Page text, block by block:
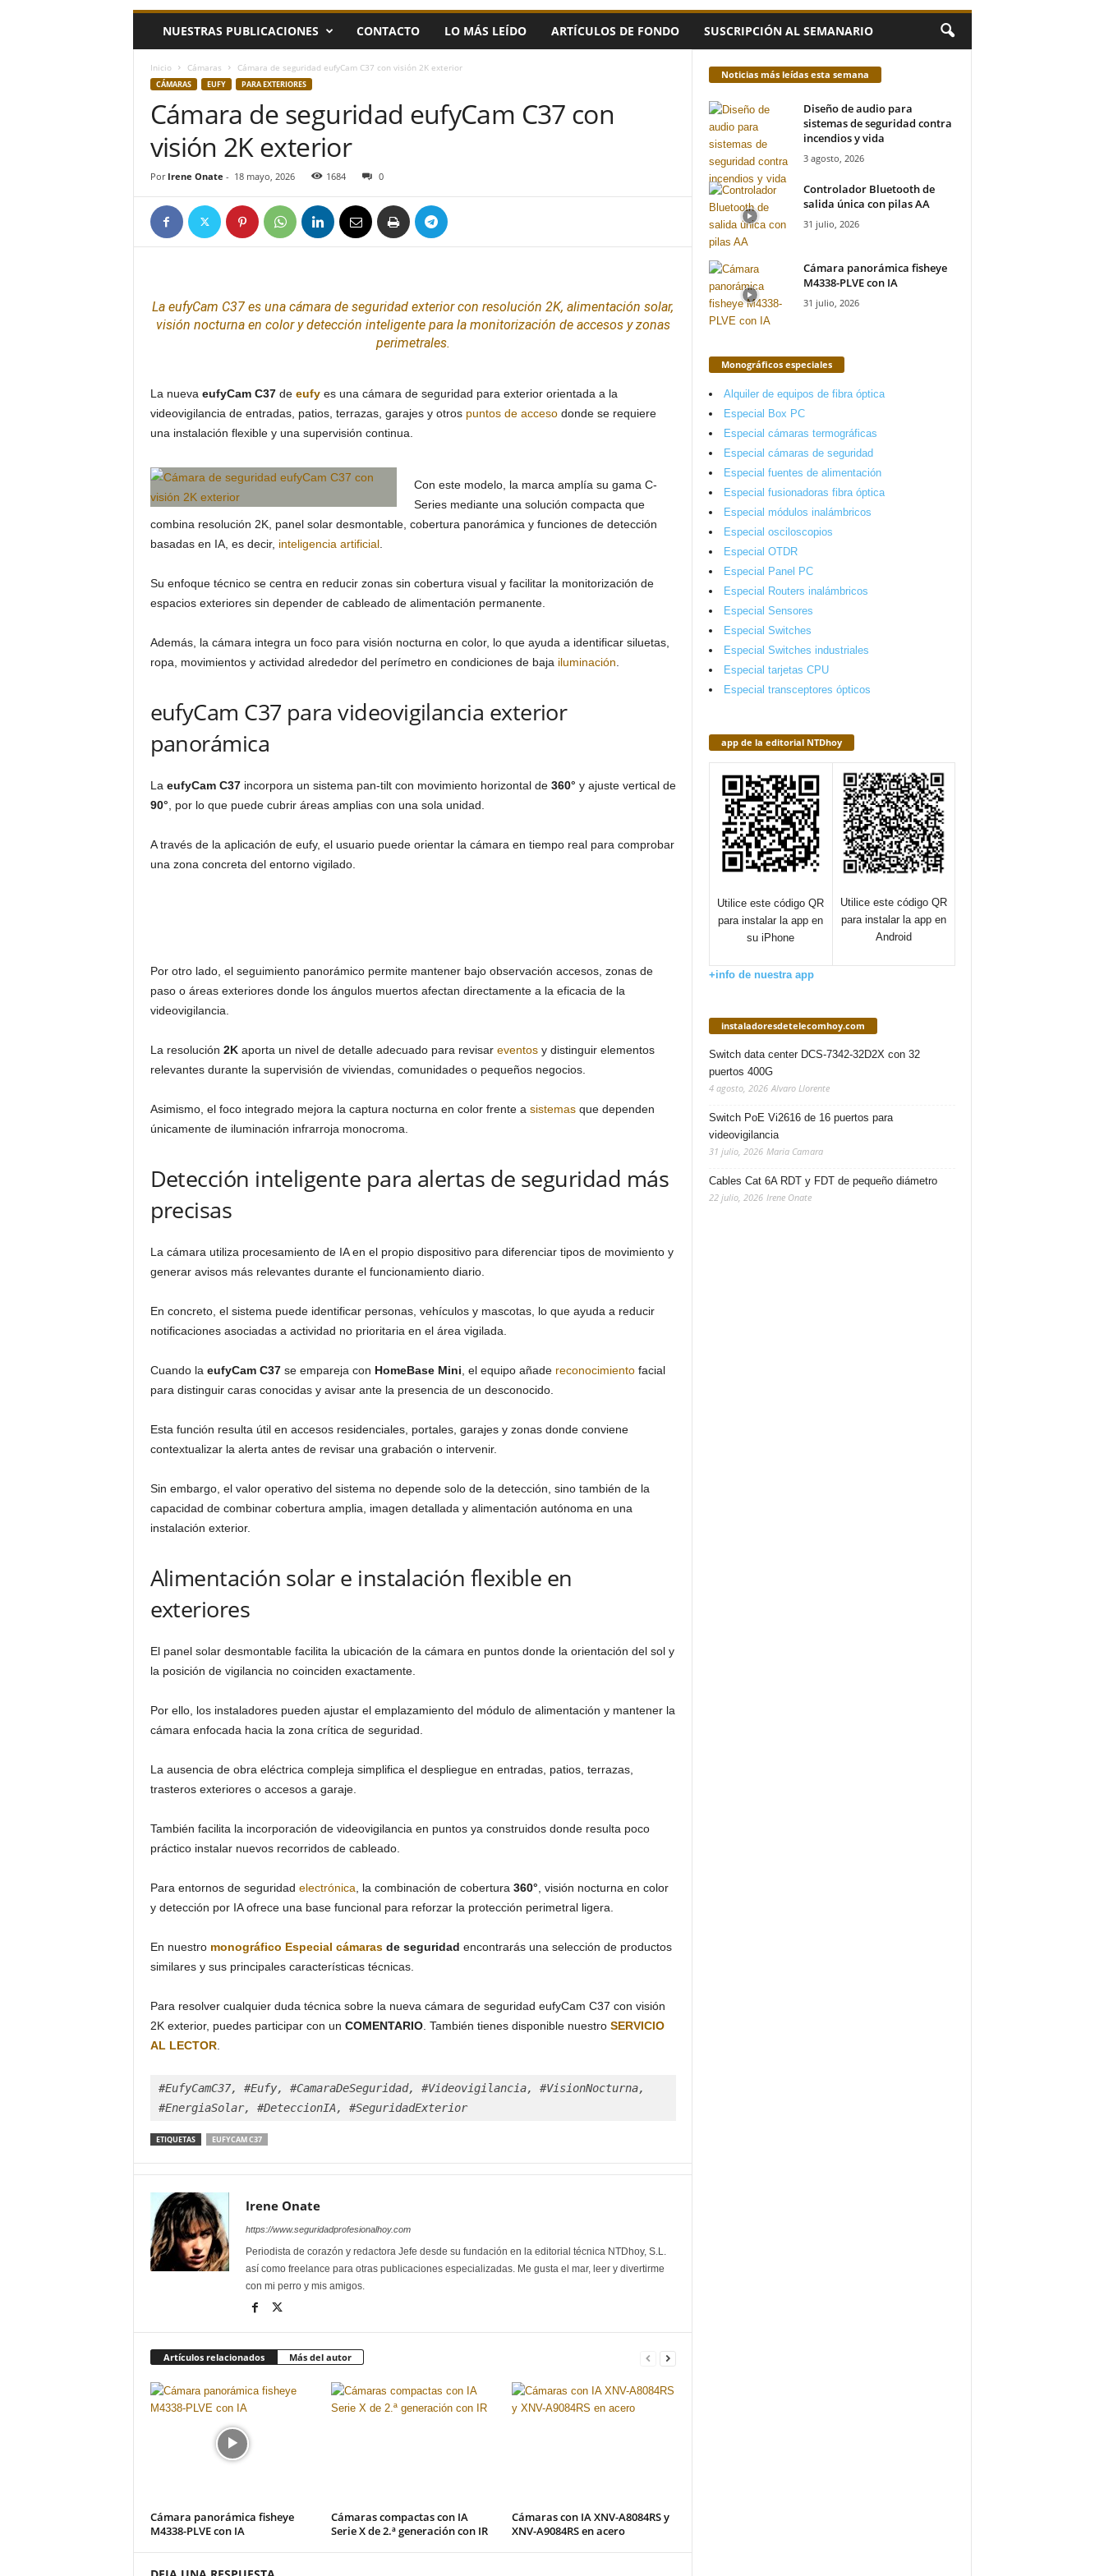
h
y
NUESTRAS PUBLICACIONES CONTACTO LO MÁS LEÍDO ARTÍCULOS DE FONDO SUSCRIPCIÓN AL SEMANARIO
Inicio Cámaras Cámara de seguridad eufyCam C37 con visión 2K exterior
CÁMARAS EUFY PARA EXTERIORES
Cámara de seguridad eufyCam C37 con
visión 2K exterior
Por Irene Onate - 18 mayo, 2026 1684 0
La eufyCam C37 es una cámara de seguridad exterior con resolución 2K, alimentación solar,
visión nocturna en color y detección inteligente para la monitorización de accesos y zonas
perimetrales.
La nueva eufyCam C37de eufyes una cámara de seguridad para exterior orientada a la
videovigilancia de entradas, patios, terrazas, garajes y otros puntos de accesodonde se requiere
una instalación flexible y una supervisión continua.
Con este modelo, la marca amplía su gama C-
Series mediante una solución compacta que
combina resolución 2K, panel solar desmontable, cobertura panorámica y funciones de detección
basadas en IA, es decir, inteligencia artificial.
Su enfoque técnico se centra en reducir zonas sin cobertura visual y facilitar la monitorización de
espacios exteriores sin depender de cableado de alimentación permanente.
Además, la cámara integra un foco para visión nocturna en color, lo que ayuda a identificar siluetas,
ropa, movimientos y actividad alrededor del perímetro en condiciones de baja iluminación
eufyCam C37 para videovigilancia exterior
panorámica
La eufyCam C37incorpora un sistema pan-tilt con movimiento horizontal de 360° y ajuste vertical de
90° , por lo que puede cubrir áreas amplias con una sola unidad.
A través de la aplicación de eufy, el usuario puede orientar la cámara en tiempo real para comprobar
una zona concreta del entorno vigilado.
Por otro lado, el seguimiento panorámico permite mantener bajo observación accesos, zonas de
paso o áreas exteriores donde los ángulos muertos afectan directamente a la eficacia de la
videovigilancia.
La resolución 2Kaporta un nivel de detalle adecuado para revisar eventosy distinguir elementos
relevantes durante la supervisión de viviendas, comunidades o pequeños negocios.
Asimismo, el foco integrado mejora la captura nocturna en color frente a sistemasque dependen
únicamente de iluminación infrarroja monocroma.
Detección inteligente para alertas de seguridad más
precisas
La cámara utiliza procesamiento de IA en el propio dispositivo para diferenciar tipos de movimiento y
generar avisos más relevantes durante el funcionamiento diario.
En concreto, el sistema puede identificar personas, vehículos y mascotas, lo que ayuda a reducir
notificaciones asociadas a actividad no prioritaria en el área vigilada.
Cuando la eufyCam C37se empareja con HomeBase Mini , el equipo añade reconocimientofacial
para distinguir caras conocidas y avisar ante la presencia de un desconocido.
Esta función resulta útil en accesos residenciales, portales, garajes y zonas donde conviene
contextualizar la alerta antes de revisar una grabación o intervenir.
Sin embargo, el valor operativo del sistema no depende solo de la detección, sino también de la
capacidad de combinar cobertura amplia, imagen detallada y alimentación autónoma en una
instalación exterior.
Alimentación solar e instalación flexible en
exteriores
El panel solar desmontable facilita la ubicación de la cámara en puntos donde la orientación del sol y
la posición de vigilancia no coinciden exactamente.
Por ello, los instaladores pueden ajustar el emplazamiento del módulo de alimentación y mantener la
cámara enfocada hacia la zona crítica de seguridad.
La ausencia de obra eléctrica compleja simplifica el despliegue en entradas, patios, terrazas,
trasteros exteriores o accesos a garaje.
También facilita la incorporación de videovigilancia en puntos ya construidos donde resulta poco
práctico instalar nuevos recorridos de cableado.
Para entornos de seguridad electrónica , la combinación de cobertura 360° , visión nocturna en color
y detección por IA ofrece una base funcional para reforzar la protección perimetral ligera.
En nuestro monográfico Especial cámarasde seguridad encontrarás una selección de productos
similares y sus principales características técnicas.
Para resolver cualquier duda técnica sobre la nueva cámara de seguridad eufyCam C37 con visión
2K exterior, puedes participar con un COMENTARIO. También tienes disponible nuestro SERVICIO
AL LECTOR.
#EufyCamC37, #Eufy, #CamaraDeSeguridad, #Videovigilancia, #VisionNocturna,
#EnergiaSolar, #DeteccionIA, #SeguridadExterior
ETIQUETAS EUFYCAM C37
Irene Onate
https://www.seguridadprofesionalhoy.com
Periodista de corazón y redactora Jefe desde su fundación en la editorial técnica NTDhoy, S.L.
así como freelance para otras publicaciones especializadas. Me gusta el mar, leer y divertirme
con mi perro y mis amigos.
Artículos relacionados Más del autor
Cámara panorámica fisheye
M4338-PLVE con IA
Cámaras compactas con IA
Serie X de 2.ª generación con IR
Cámaras con IA XNV-A8084RS y
XNV-A9084RS en acero
Noticias más leídas esta semana
Diseño de audio para
sistemas de seguridad contra
incendios y vida
3 agosto, 2026
Controlador Bluetooth de
salida única con pilas AA
31 julio, 2026
Cámara panorámica fisheye
M4338-PLVE con IA
31 julio, 2026
Monográficos especiales
Alquiler de equipos de fibra óptica
Especial Box PC
Especial cámaras termográficas
Especial cámaras de seguridad
Especial fuentes de alimentación
Especial fusionadoras fibra óptica
Especial módulos inalámbricos
Especial osciloscopios
Especial OTDR
Especial Panel PC
Especial Routers inalámbricos
Especial Sensores
Especial Switches
Especial Switches industriales
Especial tarjetas CPU
Especial transceptores ópticos
app de la editorial NTDhoy
Utilice este código QR
para instalar la app en
su iPhone
Utilice este código QR
para instalar la app en
Android
+info de nuestra app
instaladoresdetelecomhoy.com
Switch data center DCS-7342-32D2X con 32
puertos 400G
4 agosto, 2026 Alvaro Llorente
Switch PoE Vi2616 de 16 puertos para
videovigilancia
31 julio, 2026 Maria Camara
Cables Cat 6A RDT y FDT de pequeño diámetro
22 julio, 2026 Irene Onate